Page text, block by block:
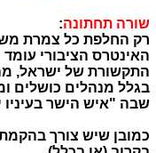
שורה תחתונה:
רק החלפת כל צמרת
האינטרס הציבורי
התקשורת של ישראל,
בגלל מנהלים כושלים
שבה "איש הישר בעיניו
כמובן שיש צורך